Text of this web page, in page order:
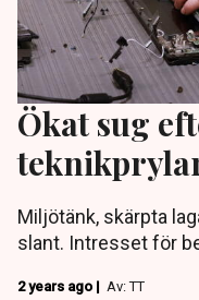
Ökat sug
Miljötänk, skärpta
slant. Intresset för
2 years ago | Av: TT